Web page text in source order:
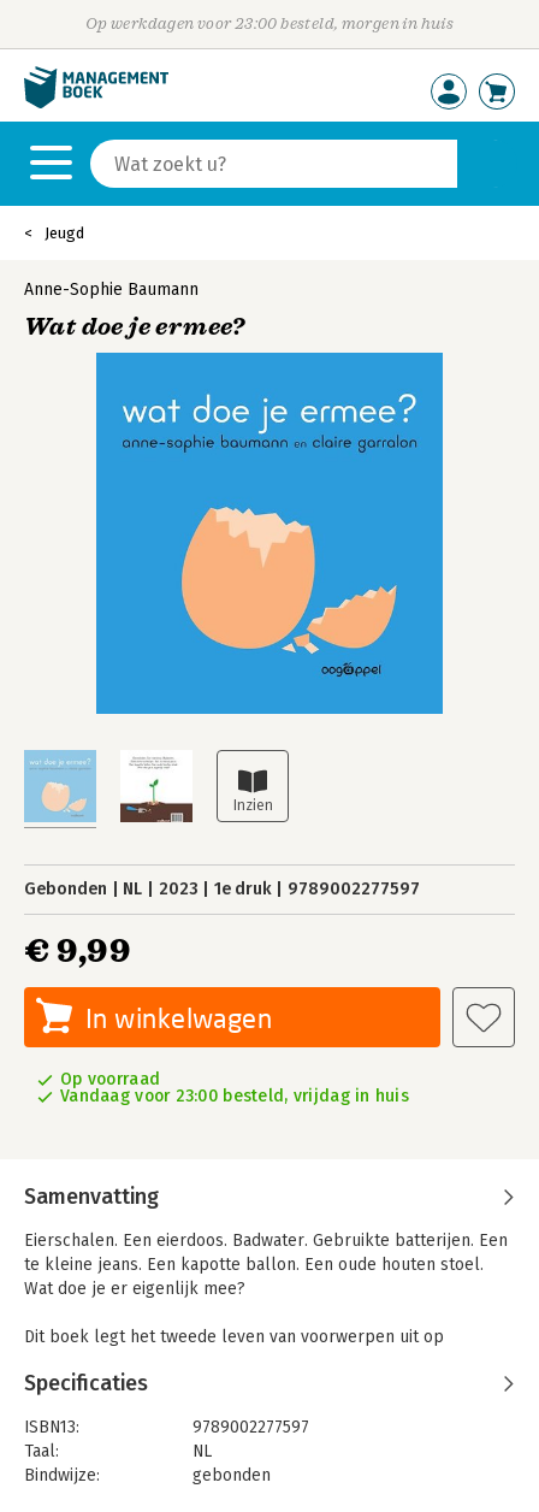
Op werkdagen voor 23:00 besteld, morgen in huis
Jeugd
Anne-Sophie Baumann
Wat doe je ermee?
Gebonden NL 2023 1e druk 9789002277597
€ 9,99
In winkelwagen
Op voorraad
Vandaag voor 23:00 besteld, vrijdag in huis
Samenvatting
Eierschalen. Een eierdoos. Badwater. Gebruikte batterijen. Een
te kleine jeans. Een kapotte ballon. Een oude houten stoel.
Wat doe je er eigenlijk mee?
Dit boek legt het tweede leven van voorwerpen uit op
voor de impact die we hebben op natuur en milieu en hen te
Specificaties
ISBN13:
9789002277597
Taal:
NL
Bindwijze:
gebonden